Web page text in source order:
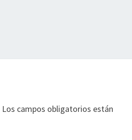
Los campos obligatorios están